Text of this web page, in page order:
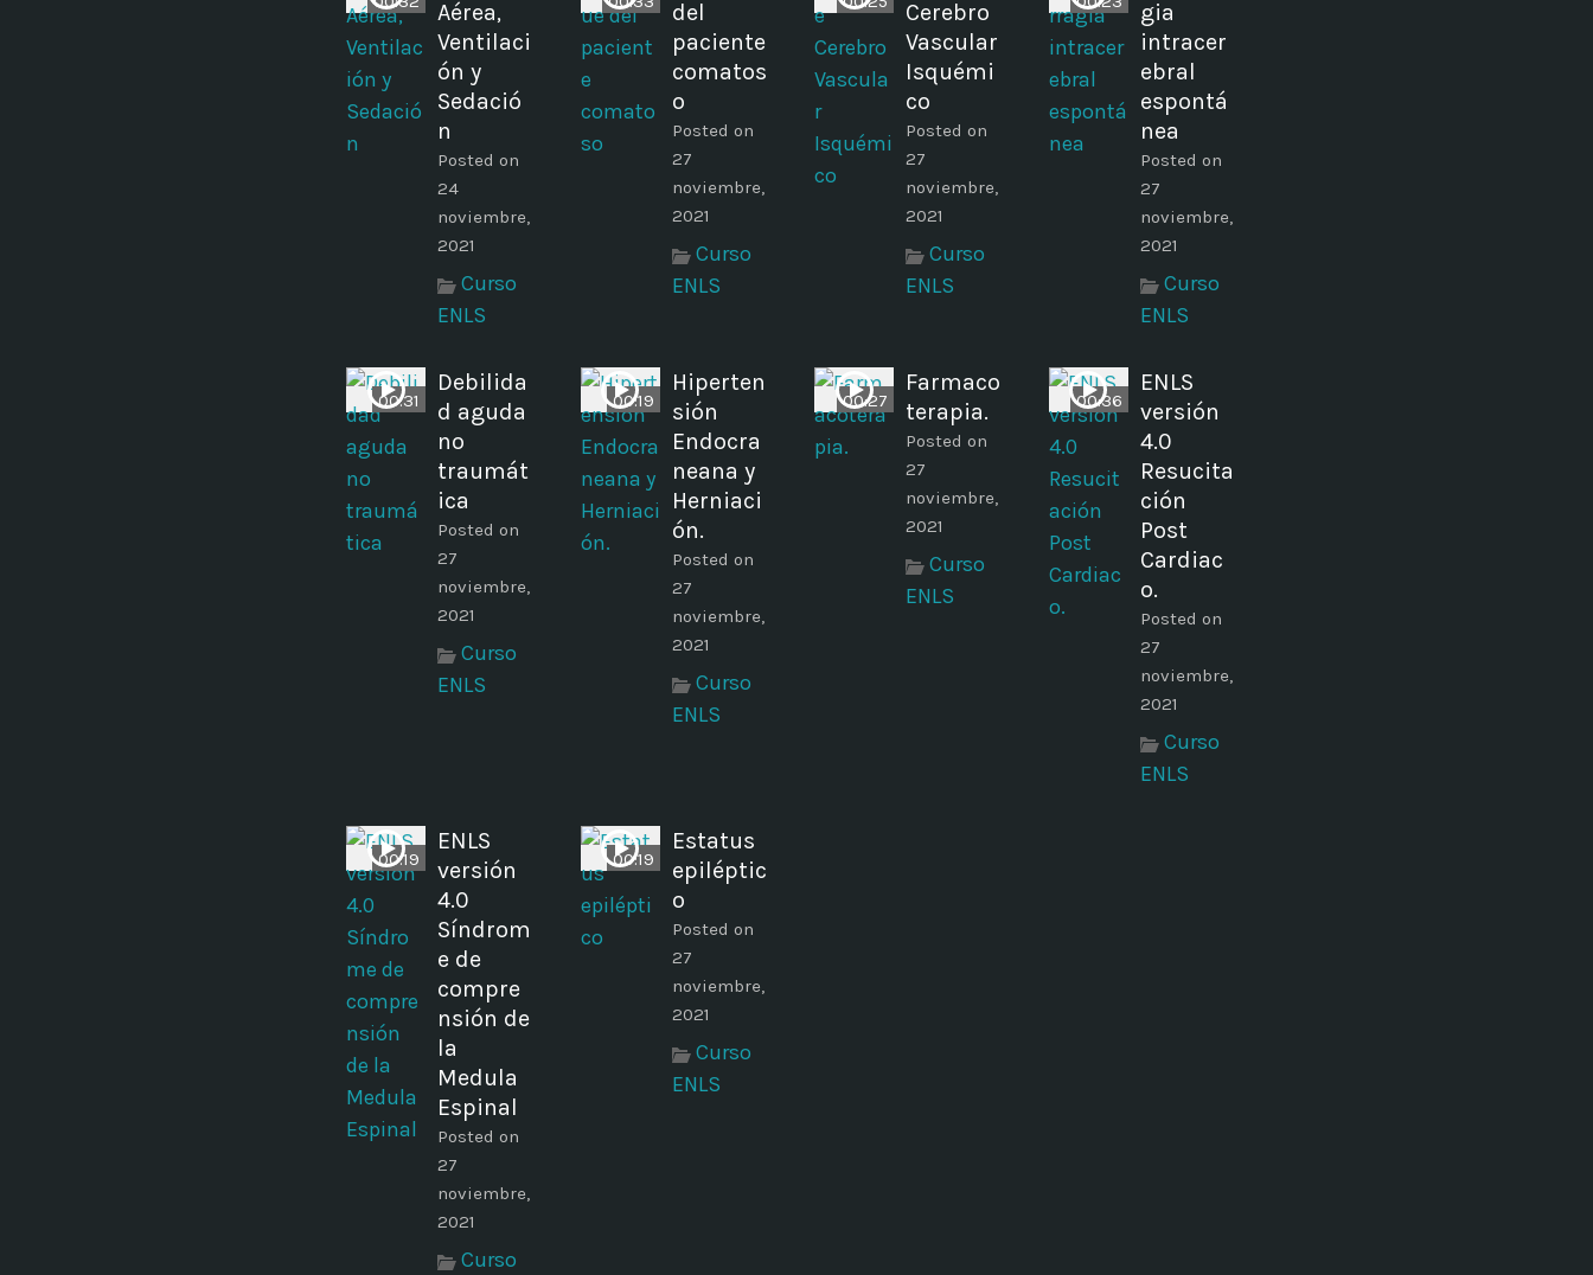
Aérea,
Ventilaci
ón y
Sedació
n
Posted on
24
noviembre,
2021
Curso
ENLS
del
paciente
comatos
o
Posted on
27
noviembre,
2021
Curso
ENLS
Cerebro
Vascular
Isquémi
co
Posted on
27
noviembre,
2021
Curso
ENLS
gia
intracer
ebral
espontá
nea
Posted on
27
noviembre,
2021
Curso
ENLS
00:31
Debilida
d aguda
no
traumát
ica
Posted on
27
noviembre,
2021
Curso
ENLS
00:19
Hiperten
sión
Endocra
neana y
Herniaci
ón.
Posted on
27
noviembre,
2021
Curso
ENLS
00:27
Farmaco
terapia.
Posted on
27
noviembre,
2021
Curso
ENLS
00:36
ENLS
versión
4.0
Resucita
ción
Post
Cardiac
o.
Posted on
27
noviembre,
2021
Curso
ENLS
00:19
ENLS
versión
4.0
Síndrom
e de
compre
nsión de
la
Medula
Espinal
Posted on
27
noviembre,
2021
Curso
00:19
Estatus
epiléptic
o
Posted on
27
noviembre,
2021
Curso
ENLS